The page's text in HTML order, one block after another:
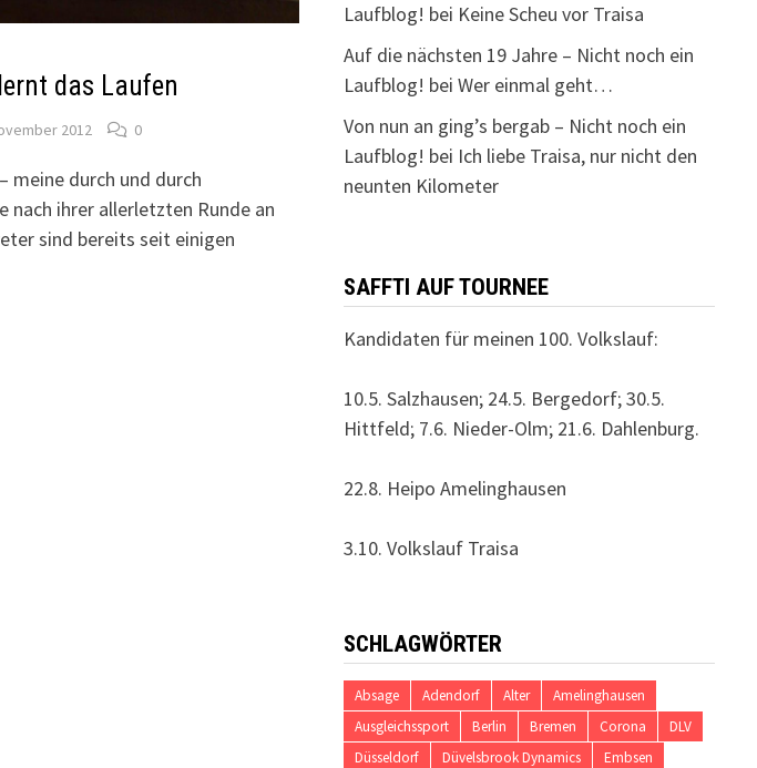
das Laufen
2012 0
meine durch und durch
nach ihrer allerletzten Runde an
sind bereits seit einigen
Laufblog! bei Keine Scheu vor Traisa
Auf die nächsten 19 Jahre – Nicht noch ein
Laufblog! bei Wer einmal geht…
Von nun an ging’s bergab – Nicht noch ein
Laufblog! bei Ich liebe Traisa, nur nicht den
neunten Kilometer
SAFFTI AUF TOURNEE
Kandidaten für meinen 100. Volkslauf:
10.5. Salzhausen; 24.5. Bergedorf; 30.5.
Hittfeld; 7.6. Nieder-Olm; 21.6. Dahlenburg.
22.8. Heipo Amelinghausen
3.10. Volkslauf Traisa
SCHLAGWÖRTER
Absage Adendorf Alter
Amelinghausen
Ausgleichssport
Berlin Bremen Corona
DLV
Düsseldorf
Düvelsbrook Dynamics
Embsen